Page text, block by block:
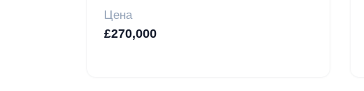
Цена
£270,000